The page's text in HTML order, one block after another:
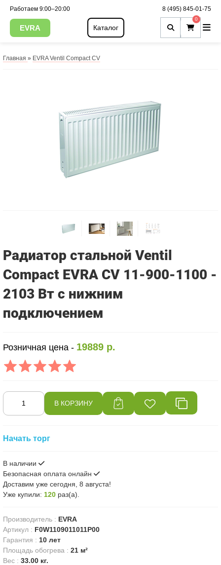
Работаем 9:00–20:00 8 (495) 845-01-75
EVRA Каталог
0
Главная » EVRA Ventil Compact CV
Радиатор стальной Ventil
Compact EVRA CV 11-900-1100 -
2103 Вт с нижним
подключением
Розничная цена - 19889 р.
Начать торг
В наличии
Безопасная оплата онлайн
Доставимуже сегодня, 8 августа!
Уже купили: 120 раз(a).
Производитель : EVRA
Артикул : F0W1109011011P00
Гарантия : 10 лет
Площадь обогрева :21 м²
Вес :33.00 кг.